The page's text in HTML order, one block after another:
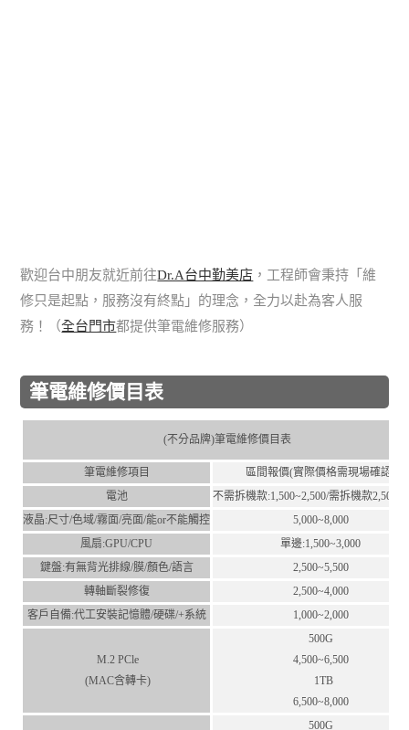
歡迎台中朋友就近前往Dr.A台中勤美店 ，工程師會秉持「維
修只是起點，服務沒有終點」的理念，全力以赴為客人服
務！（全台門市都提供筆電維修服務）
筆電維修價目表
(不分品牌)筆電維修價目表
筆電維修項目
區間報價(實際價格需現場確認)
電池
不需拆機款:1,500~2,500/需拆機款
液晶:尺⼨/⾊域/霧⾯/亮⾯/能or不能觸控
5,000~8,000
風扇:GPU/CPU
單邊:1,500~3,000
鍵盤:有無背光排線/膜/顏⾊/語⾔
2,500~5,500
轉軸斷裂修復
2,500~4,000
客⼾⾃備:代⼯安裝記憶體/硬碟/+系統
1,000~2,000
M.2 PCle
(MAC含轉卡)
500G
4,500~6,500
1TB
6,500~8,000
500G